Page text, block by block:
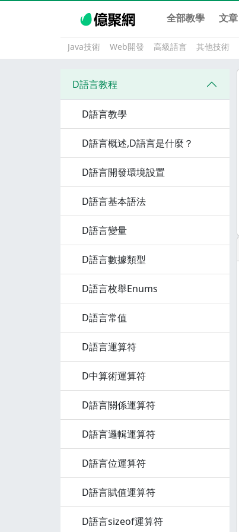
全部教學 文章
Java技術 Web開發 高級語言 其他技術
D語言教程
D語言教學
D語言概述,D語言是什麼？
D語言開發環境設置
D語言基本語法
D語言變量
D語言數據類型
D語言枚舉Enums
D語言常值
D語言運算符
D中算術運算符
D語言關係運算符
D語言邏輯運算符
D語言位運算符
D語言賦值運算符
D語言sizeof運算符